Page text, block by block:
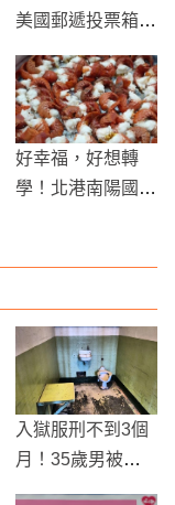
美國郵遞投票箱遭
付之一炬
好幸福，好想轉
學！北港南陽國小
入獄服刑不到3個
月！35歲男被蟲